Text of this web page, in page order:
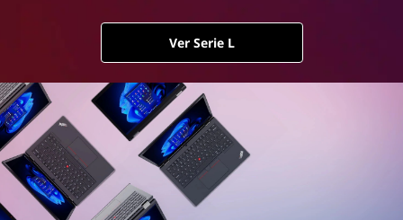
Ver Serie L